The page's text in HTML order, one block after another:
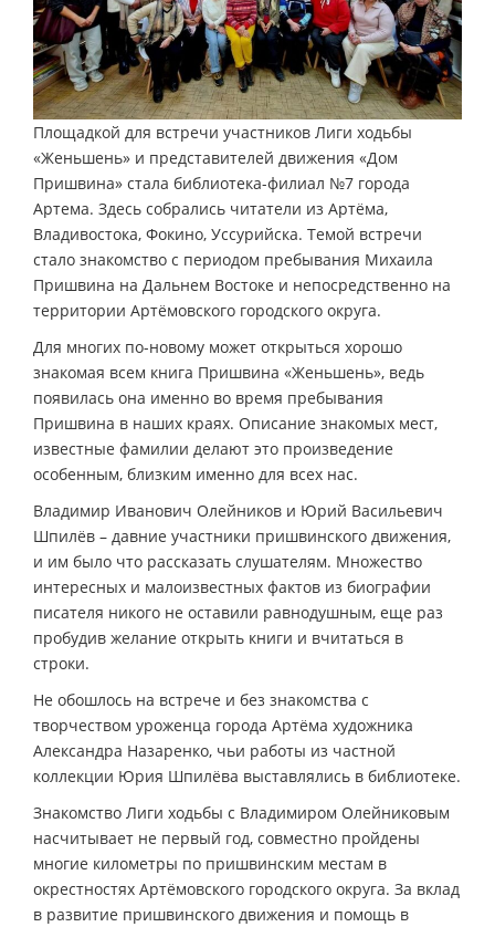
Площадкой для встречи участников Лиги ходьбы
«Женьшень» и представителей движения «Дом
Пришвина» стала библиотека-филиал №7 города
Артема. Здесь собрались читатели из Артёма,
Владивостока, Фокино, Уссурийска. Темой встречи
стало знакомство с периодом пребывания Михаила
Пришвина на Дальнем Востоке и непосредственно на
территории Артёмовского городского округа.
Для многих по-новому может открыться хорошо
знакомая всем книга Пришвина «Женьшень», ведь
появилась она именно во время пребывания
Пришвина в наших краях. Описание знакомых мест,
известные фамилии делают это произведение
особенным, близким именно для всех нас.
Владимир Иванович Олейников и Юрий Васильевич
Шпилёв – давние участники пришвинского движения,
и им было что рассказать слушателям. Множество
интересных и малоизвестных фактов из биографии
писателя никого не оставили равнодушным, еще раз
пробудив желание открыть книги и вчитаться в
строки.
Не обошлось на встрече и без знакомства с
творчеством уроженца города Артёма художника
Александра Назаренко, чьи работы из частной
коллекции Юрия Шпилёва выставлялись в библиотеке.
Знакомство Лиги ходьбы с Владимиром Олейниковым
насчитывает не первый год, совместно пройдены
многие километры по пришвинским местам в
окрестностях Артёмовского городского округа. За вклад
в развитие пришвинского движения и помощь в